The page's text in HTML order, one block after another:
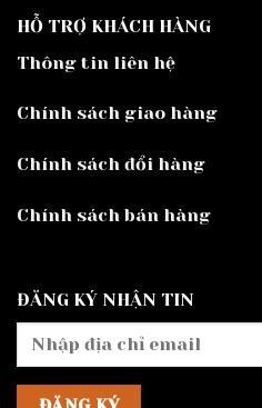
HỖ TRỢ KHÁCH HÀNG
Thông tin liên hệ
Chính sách giao hàng
Chính sách đổi hàng
Chính sách bán hàng
ĐĂNG KÝ NHẬN TIN